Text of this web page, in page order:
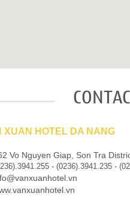
XUAN HOTEL DA NANG
Vo Nguyen Giap, Son Tra
- (0236).3941.235 -